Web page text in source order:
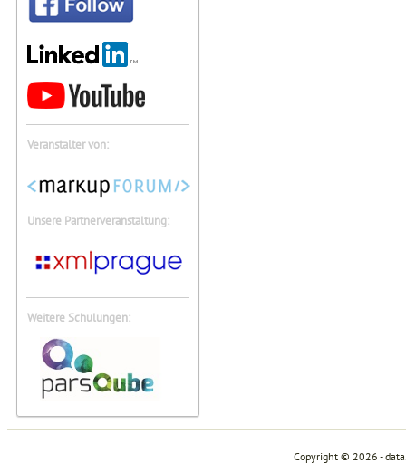
Veranstalter von:
Unsere Partnerveranstaltung:
Weitere Schulungen:
Copyright © 2026 -